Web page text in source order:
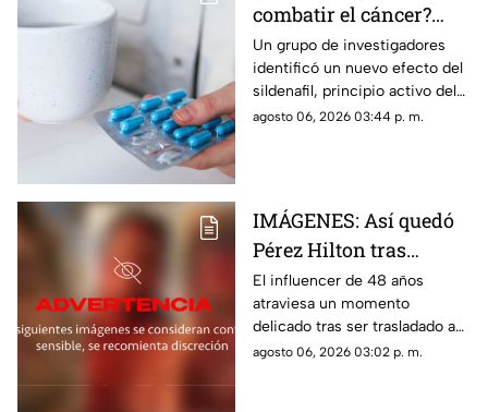
combatir el cáncer?
Estudio revela que
podría frenar la
metástasis
Un grupo de investigadores
identificó un nuevo efecto del
sildenafil, principio activo del
viagra, que podría cambiar su
agosto 06, 2026 03:44 p. m.
IMÁGENES: Así quedó
Pérez Hilton tras
agresiones durante en
vivo de TikTok
El influencer de 48 años
atraviesa un momento
delicado tras ser trasladado a
un hospital por cuerpos de
agosto 06, 2026 03:02 p. m.